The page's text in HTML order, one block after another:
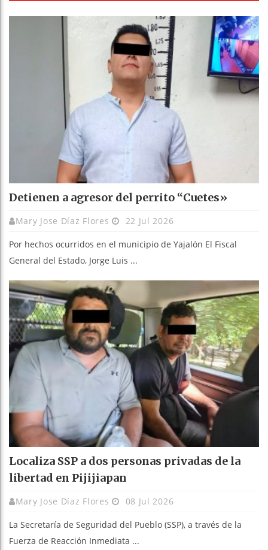
Detienen a agresor del perrito “Cuetes»
Mary Jose Díaz Flores 22 Jul 2026
Por hechos ocurridos en el municipio de Yajalón El Fiscal
General del Estado, Jorge Luis ...
Localiza SSP a dos personas privadas de la
libertad en Pijijiapan
Mary Jose Díaz Flores 08 Jul 2026
La Secretaría de Seguridad del Pueblo (SSP), a través de la
Fuerza de Reacción Inmediata ...